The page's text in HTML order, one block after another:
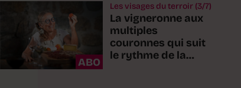
ABO
Les visages du terroir (3/7)
La vigneronne aux
multiples
couronnes qui suit
le rythme de la